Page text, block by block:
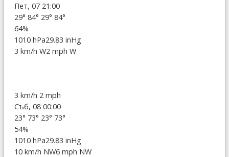
Пет, 07 21:00
29° 84° 29° 84°
64%
1010 hPa29.83 inHg
3 km/h W2 mph W
3 km/h 2 mph
Съб, 08 00:00
23° 73° 23° 73°
54%
1010 hPa29.83 inHg
10 km/h NW6 mph NW